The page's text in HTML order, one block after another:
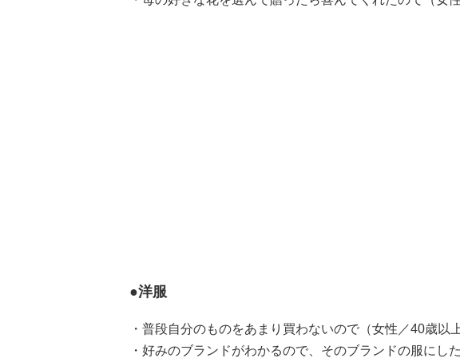
●洋服
・普段自分のものをあまり買わないので（女性／40歳以
・好みのブランドがわかるので、そのブランドの服にし